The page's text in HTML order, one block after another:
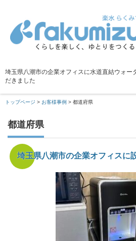
埼玉県八潮市の企業オフィスに水道直結ウォー
だきました
トップページ > お客様事例 > 都道府県
都道府県
埼玉県八潮市の企業オフィスに